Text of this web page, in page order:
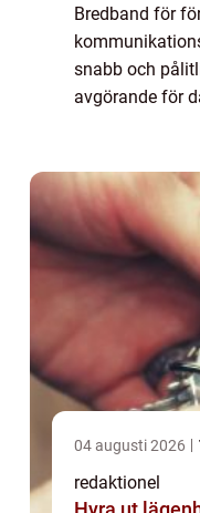
Bredband för
snabb och
avgörande för
datahanter...
04 augusti 2026
redaktionel